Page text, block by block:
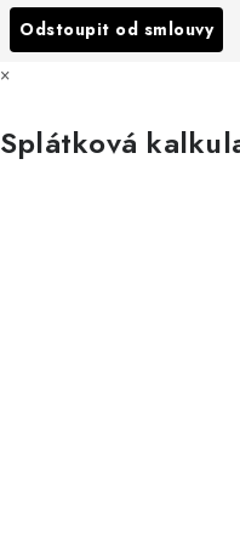
Všechny značky
Odstoupit od smlouvy
×
Splátková